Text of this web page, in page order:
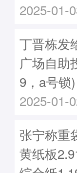
2025-01-
丁晋栋发
广场自助
9，a号锁)
2025-01-
张宁称重
黄纸板